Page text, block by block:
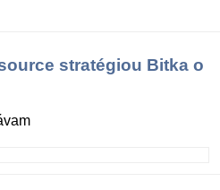
stratégiou Bitka o